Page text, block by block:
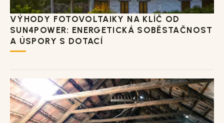
VÝHODY FOTOVOLTAIKY NA KLÍČ OD
SUN4POWER: ENERGETICKÁ SOBĚSTAČNOST
A ÚSPORY S DOTACÍ